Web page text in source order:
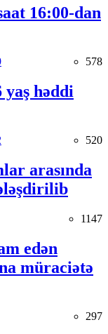
16:00-dan
578
yaş həddi
520
arasında
1147
edən
müraciətə
297